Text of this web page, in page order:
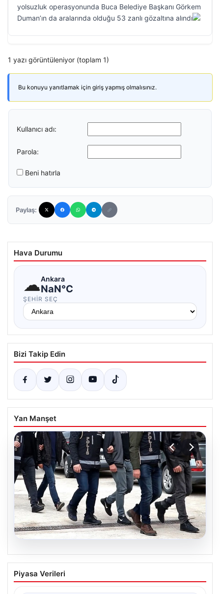
yolsuzluk operasyonunda Buca Belediye Başkanı Görkem
Duman’ın da aralarında olduğu 53 zanlı gözaltına alındı
1 yazı görüntüleniyor (toplam 1)
Bu konuyu yanıtlamak için giriş yapmış olmalısınız.
Kullanıcı adı:
Parola:
Beni hatırla
Paylaş:
Hava Durumu
☁Ankara
NaN°C
ŞEHIR SEÇ
Bizi Takip Edin
Yan Manşet
07.08.2026
Holding Patronuna Yasa Dışı Bahis ve
Malvarlığına El Koyma Operasyonu
Piyasa Verileri